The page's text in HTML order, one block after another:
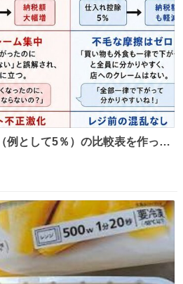
例として5％）の比較表を作って
思います。